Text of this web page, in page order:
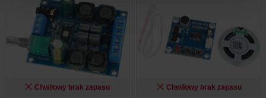
Chwilowy brak zapasu Chwilowy brak zapasu